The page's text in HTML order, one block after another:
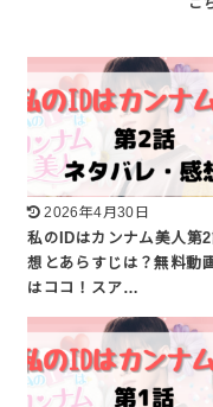
2026年4月30日
私のIDはカンナム美人第
想とあらすじは？無料動
はココ！スア…